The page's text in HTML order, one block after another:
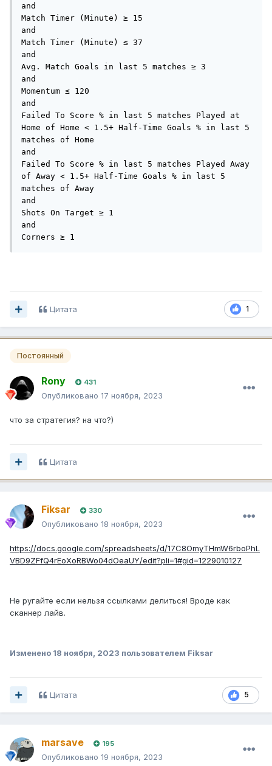
and
Match Timer (Minute) ≥ 15
and
Match Timer (Minute) ≤ 37
and
Avg. Match Goals in last 5 matches ≥ 3
and
Momentum ≤ 120
and
Failed To Score % in last 5 matches Played at
Home of Home < 1.5+ Half-Time Goals % in last 5
matches of Home
and
Failed To Score % in last 5 matches Played Away
of Away < 1.5+ Half-Time Goals % in last 5
matches of Away
and
Shots On Target ≥ 1
and
Corners ≥ 1
1
Цитата
Постоянный
Rony 431
Опубликовано 17 ноября, 2023
что за стратегия? на что?)
Цитата
Fiksar 330
Опубликовано 18 ноября, 2023
https://docs.google.com/spreadsheets/d/17C8OmyTHmW6rboPhL
VBD9ZFfQ4rEoXoRBWo04dOeaUY/edit?pli=1#gid=1229010127
Не ругайте если нельзя ссылками делиться! Вроде как
сканнер лайв.
Изменено 18 ноября, 2023 пользователем Fiksar
5
Цитата
marsave 195
Опубликовано 19 ноября, 2023